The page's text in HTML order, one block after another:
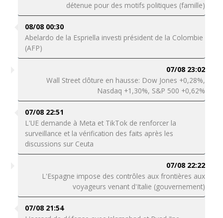
détenue pour des motifs politiques (famille)
08/08 00:30
Abelardo de la Espriella investi président de la Colombie
(AFP)
07/08 23:02
Wall Street clôture en hausse: Dow Jones +0,28%,
Nasdaq +1,30%, S&P 500 +0,62%
07/08 22:51
L'UE demande à Meta et TikTok de renforcer la
surveillance et la vérification des faits après les
discussions sur Ceuta
07/08 22:22
L'Espagne impose des contrôles aux frontières aux
voyageurs venant d'Italie (gouvernement)
07/08 21:54